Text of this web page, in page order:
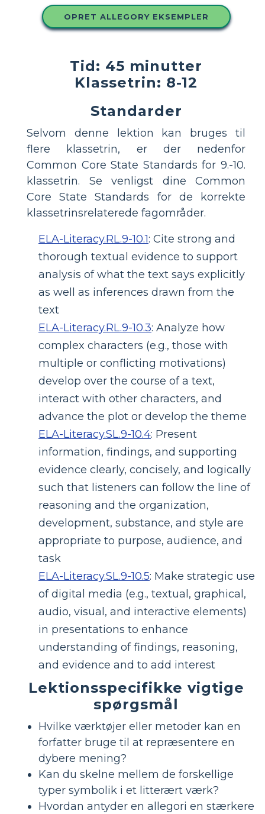
OPRET ALLEGORY EKSEMPLER
Tid: 45 minutter
Klassetrin: 8-12
Standarder
Selvom denne lektion kan bruges til
flere klassetrin, er der nedenfor
Common Core State Standards for 9.-10.
klassetrin. Se venligst dine Common
Core State Standards for de korrekte
klassetrinsrelaterede fagområder.
ELA-Literacy.RL.9-10.1: Cite strong and
thorough textual evidence to support
analysis of what the text says explicitly
as well as inferences drawn from the
text
ELA-Literacy.RL.9-10.3: Analyze how
complex characters (e.g., those with
multiple or conflicting motivations)
develop over the course of a text,
interact with other characters, and
advance the plot or develop the theme
ELA-Literacy.SL.9-10.4: Present
information, findings, and supporting
evidence clearly, concisely, and logically
such that listeners can follow the line of
reasoning and the organization,
development, substance, and style are
appropriate to purpose, audience, and
task
ELA-Literacy.SL.9-10.5: Make strategic use
of digital media (e.g., textual, graphical,
audio, visual, and interactive elements)
in presentations to enhance
understanding of findings, reasoning,
and evidence and to add interest
Lektionsspecifikke vigtige
spørgsmål
Hvilke værktøjer eller metoder kan en
forfatter bruge til at repræsentere en
dybere mening?
Kan du skelne mellem de forskellige
typer symbolik i et litterært værk?
Hvordan antyder en allegori en stærkere